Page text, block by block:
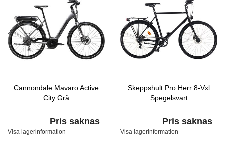
Cannondale Mavaro Active
City Grå
Pris saknas
Visa lagerinformation
Skeppshult Pro Herr 8-Vxl
Spegelsvart
Pris saknas
Visa lagerinformation